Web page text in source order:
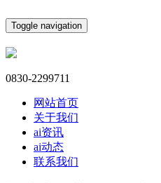
Toggle navigation
0830-2299711
网站首页
关于我们
ai资讯
ai动态
联系我们